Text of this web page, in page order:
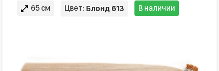
65 см Цвет: Блонд 613 В наличии